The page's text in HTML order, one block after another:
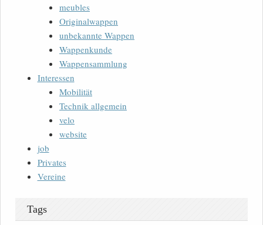
meubles
Originalwappen
unbekannte Wappen
Wappenkunde
Wappensammlung
Interessen
Mobilität
Technik allgemein
velo
website
job
Privates
Vereine
Tags